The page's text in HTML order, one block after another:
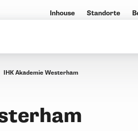
Inhouse Standorte
IHK Akademie Westerham